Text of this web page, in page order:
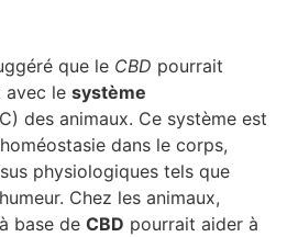
que le CBD pourrait
avec le système
des animaux. Ce système est
dans le corps,
physiologiques tels que
Chez les animaux,
base de CBD pourrait aider à